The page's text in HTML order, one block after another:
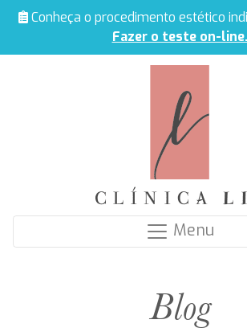
Conheça o procedimento estético
Fazer o teste on-line.
Menu
Blog